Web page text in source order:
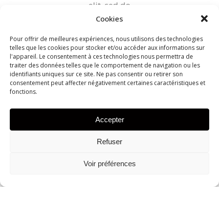
Cookies
Pour offrir de meilleures expériences, nous utilisons des technologies
telles que les cookies pour stocker et/ou accéder aux informations sur
l'appareil. Le consentement à ces technologies nous permettra de
traiter des données telles que le comportement de navigation ou les
identifiants uniques sur ce site. Ne pas consentir ou retirer son
consentement peut affecter négativement certaines caractéristiques et
fonctions.
Accepter
Refuser
Voir préférences
elit, sed do
eiusmod
incididunt
ut labore et
dolore
magna
enim ad
minim
veniam